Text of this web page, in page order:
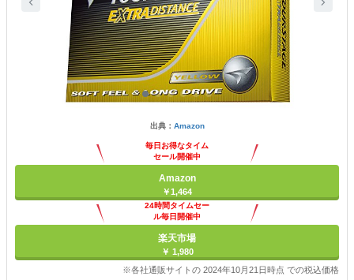
出典： Amazon
毎日お得なタイム
セール開催中
Amazon
￥1,464
24時間タイムセー
ル毎日開催中
楽天市場
￥ 1,980
※各社通販サイトの 2024年10月21日時点 での税込価格